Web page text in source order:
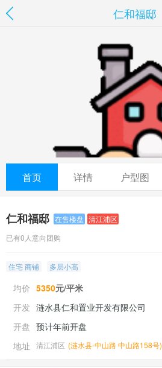
仁和福邸
首页 详情 户型图
仁和福邸 在售楼盘 清江浦区
已有0人意向团购
住宅 商铺 多层小高
均价 5350元/平米
开发 涟水县仁和置业开发有限公司
开盘 预计年前开盘
地址
清江浦区 (涟水县-中山路 中山路158号)